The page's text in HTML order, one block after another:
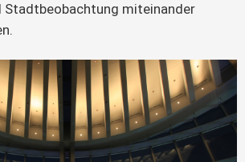
Stadtbeobachtung miteinander